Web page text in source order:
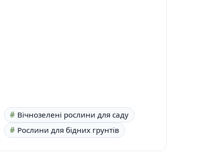
Вічнозелені рослини для саду
Рослини для бідних грунтів